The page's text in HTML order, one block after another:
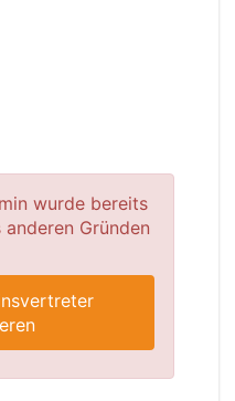
wurde bereits
Gründen